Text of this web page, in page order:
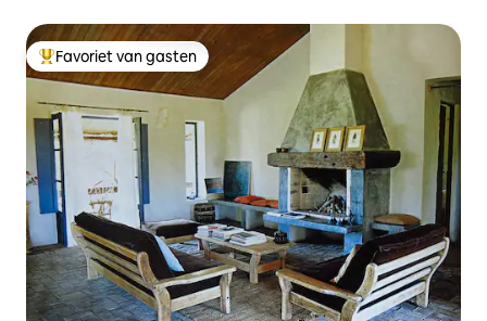
Topfavoriet van gasten
Favoriet van gasten